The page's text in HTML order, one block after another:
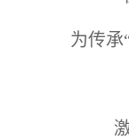
为传承